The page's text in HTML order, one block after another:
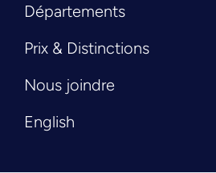
Départements
Prix & Distinctions
Nous joindre
English